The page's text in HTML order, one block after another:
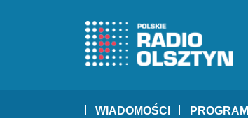
WIADOMOŚCI PROGRAM